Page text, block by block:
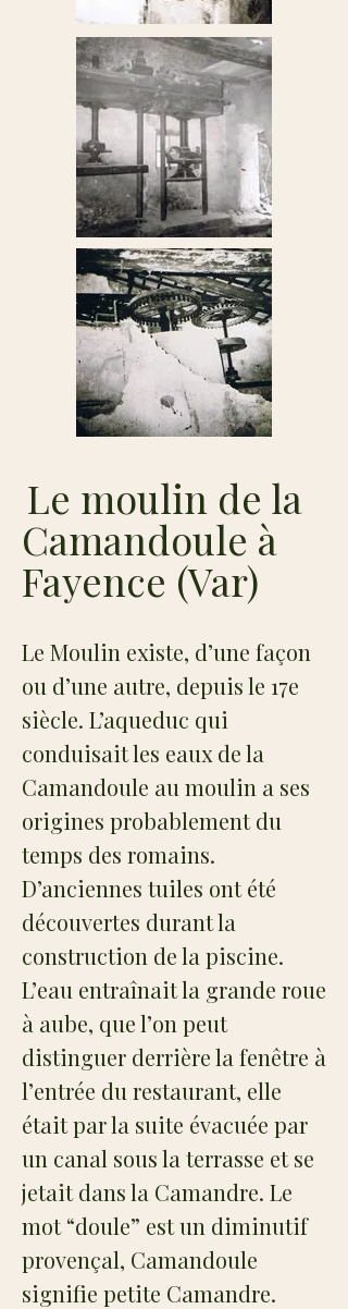
Le moulin de la
Camandoule à
Fayence (Var)
Le Moulin existe, d’une façon
ou d’une autre, depuis le 17e
siècle. L’aqueduc qui
conduisait les eaux de la
Camandoule au moulin a ses
origines probablement du
temps des romains.
D’anciennes tuiles ont été
découvertes durant la
construction de la piscine.
L’eau entraînait la grande roue
à aube, que l’on peut
distinguer derrière la fenêtre à
l’entrée du restaurant, elle
était par la suite évacuée par
un canal sous la terrasse et se
jetait dans la Camandre. Le
mot “doule” est un diminutif
provençal, Camandoule
signifie petite Camandre.